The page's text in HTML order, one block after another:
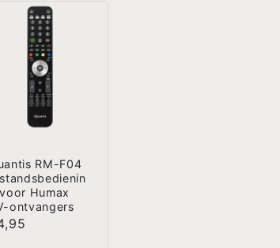
RM-F04
Humax
ontvangers